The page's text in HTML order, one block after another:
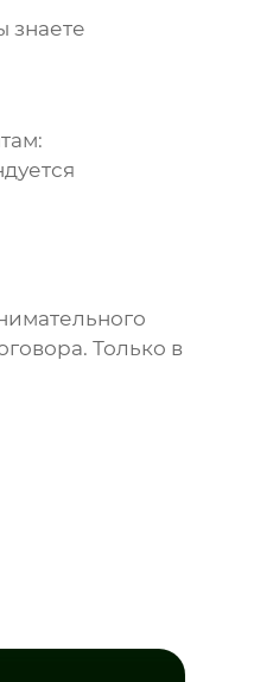
знаете
Только в